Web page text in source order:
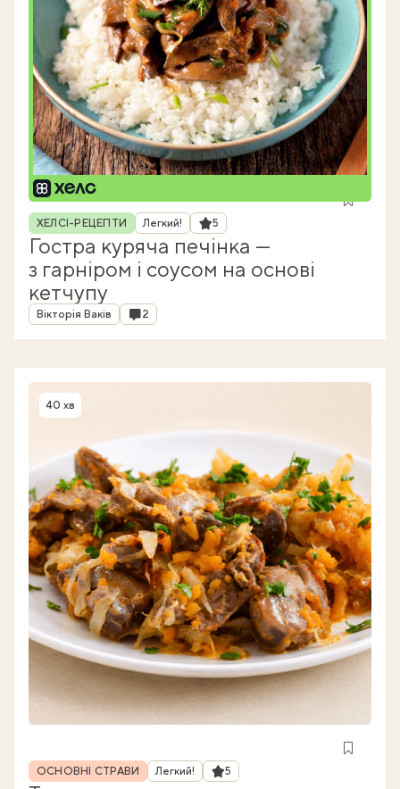
Рубрика
ХЕЛСІ-РЕЦЕПТИ Легкий! Рейтинг
5
Гостра куряча печінка —
з гарніром і соусом на основі
кетчупу
Автор
Вікторія Ваків Коментарі
2
Час приготування
40 хв
Рубрика
ОСНОВНІ СТРАВИ Легкий! Рейтинг
5